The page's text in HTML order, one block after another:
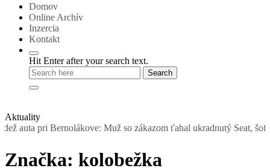
Domov
Online Archív
Inzercia
Kontakt
Hit Enter after your search text.
Aktuality
Muž so zákazom ťahal ukradnutý Seat, šoféroval ho muž
Značka: kolobežka